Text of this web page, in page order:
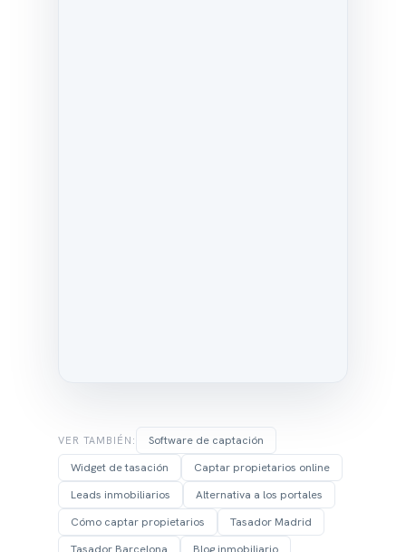
VER TAMBIÉN:
Software de captación
Widget de tasación
Captar propietarios online
Leads inmobiliarios
Alternativa a los portales
Cómo captar propietarios
Tasador Madrid